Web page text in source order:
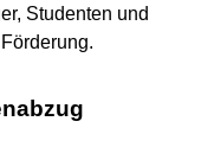
Studenten und